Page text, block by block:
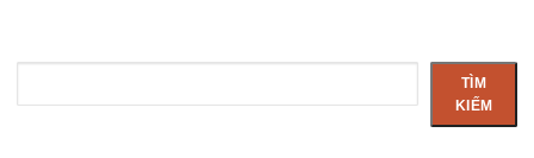
kiếm
TÌM
KIẾM